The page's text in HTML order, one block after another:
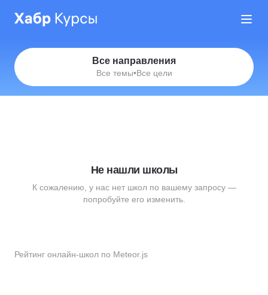
Все направления
Все темы•Все цели
Рейтинг онлайн-школ по Meteor.js
Не нашли школы
К сожалению, у нас нет школ по вашему запросу —
попробуйте его изменить.